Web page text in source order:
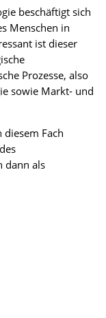
beschäftigt sich
Menschen in
ist dieser
Prozesse, also
sowie Markt- und
Fach
dann als